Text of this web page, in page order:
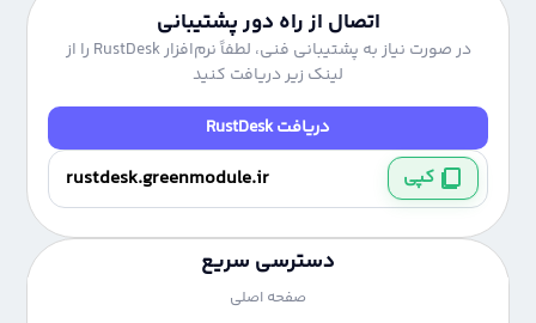
اتصال از راه دور پشتیبانی
در صورت نیاز به پشتیبانی فنی، لطفاً نرم‌افزار RustDesk را از
لینک زیر دریافت کنید
دریافت RustDesk
کپی
دسترسی سریع
صفحه اصلی